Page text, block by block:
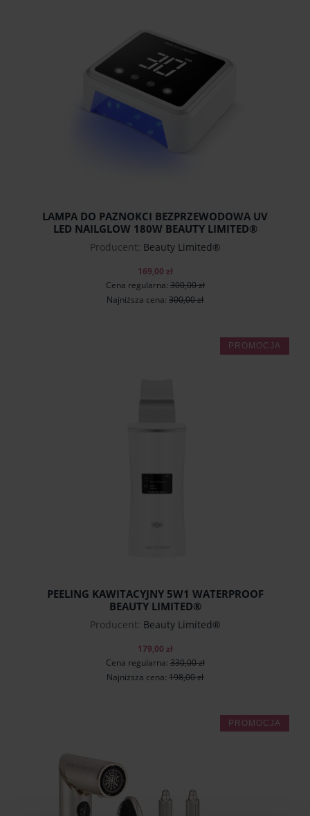
LAMPA DO PAZNOKCI BEZPRZEWODOWA UV
LED NAILGLOW 180W BEAUTY LIMITED®
Producent: Beauty Limited®
169,00 zł
Cena regularna:300,00 zł
Najniższa cena: 300,00 zł
PEELING KAWITACYJNY 5W1 WATERPROOF
BEAUTY LIMITED®
Producent: Beauty Limited®
179,00 zł
Cena regularna:330,00 zł
Najniższa cena: 198,00 zł
PROMOCJA
PROMOCJA